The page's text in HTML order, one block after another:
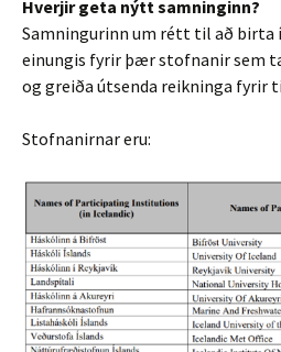
Hverjir geta nýtt samninginn?
Samningurinn um rétt til að birta
einungis fyrir þær stofnanir sem
og greiða útsenda reikninga fyrir
Stofnanirnar eru: